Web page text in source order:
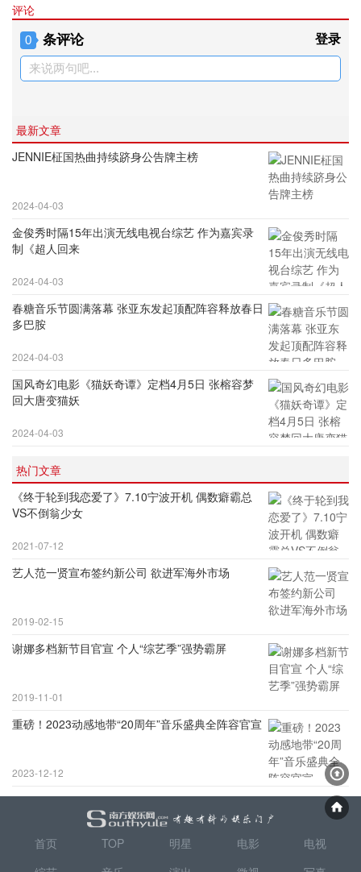
评论
0 条评论 登录
来说两句吧...
最新文章
JENNIE柾国热曲持续跻身公告牌主榜
2024-04-03
金俊秀时隔15年出演无线电视台综艺 作为嘉宾录
制《超人回来
2024-04-03
春糖音乐节圆满落幕 张亚东发起顶配阵容释放春日
多巴胺
2024-04-03
国风奇幻电影《猫妖奇谭》定档4月5日 张榕容梦
回大唐变猫妖
2024-04-03
热门文章
《终于轮到我恋爱了》7.10宁波开机 偶数癖霸总
VS不倒翁少女
2021-07-12
艺人范一贤宣布签约新公司 欲进军海外市场
2019-02-15
谢娜多档新节目官宣 个人“综艺季”强势霸屏
2019-11-01
重磅！2023动感地带“20周年”音乐盛典全阵容官宣
2023-12-12
首页 TOP 明星 电影
电视